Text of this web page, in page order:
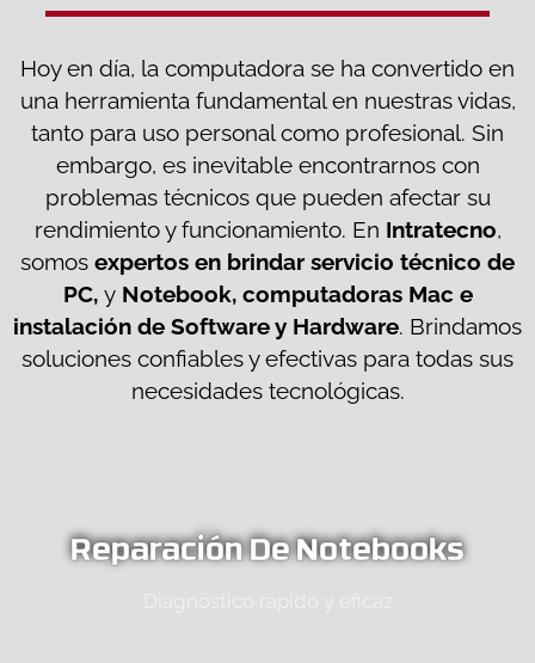
Hoy en día, la computadora se ha convertido en
una herramienta fundamental en nuestras vidas,
tanto para uso personal como profesional. Sin
embargo, es inevitable encontrarnos con
problemas técnicos que pueden afectar su
rendimiento y funcionamiento. En Intratecno,
somos expertos en brindar servicio técnico de
PC,y Notebook, computadoras Mac e
instalación de Software y Hardware. Brindamos
soluciones confiables y efectivas para todas sus
necesidades tecnológicas.
Reparación De Notebooks
Diagnóstico rápido y eficaz